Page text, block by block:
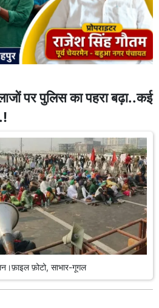
पर पुलिस का पहरा बढ़ा..कई
फ़ोटो, साभार-गूगल